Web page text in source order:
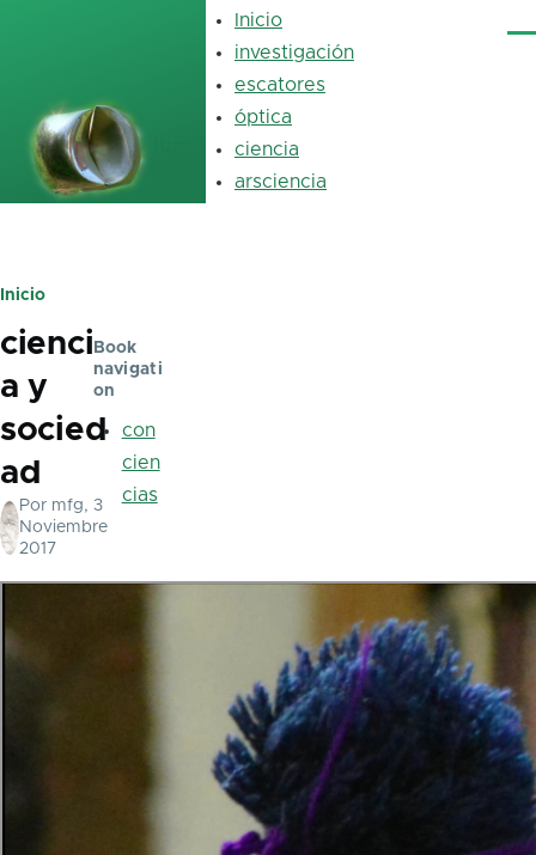
Pasar al contenido principal
Main
navigation
Inicio
investigación
escatores
óptica
ciencia
arsciencia
Ruta
de
navegación
Inicio
cienci
a y
socied
ad
Por mfg, 3
Noviembre
2017
Book
navigati
on
con
cien
cias